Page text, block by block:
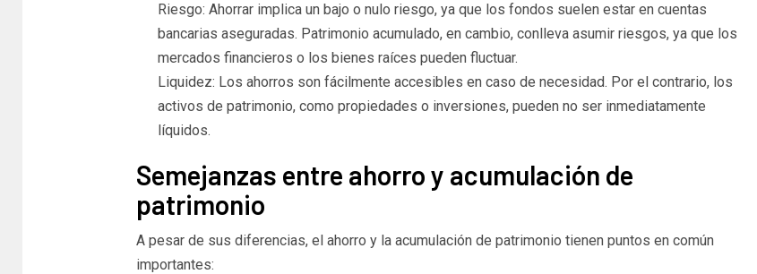
Riesgo: Ahorrar implica un bajo o nulo riesgo, ya que los fondos suelen estar en cuentas
bancarias aseguradas. Patrimonio acumulado, en cambio, conlleva asumir riesgos, ya que los
mercados financieros o los bienes raíces pueden fluctuar.
Liquidez: Los ahorros son fácilmente accesibles en caso de necesidad. Por el contrario, los
activos de patrimonio, como propiedades o inversiones, pueden no ser inmediatamente
líquidos.
Semejanzas entre ahorro y acumulación de
patrimonio
A pesar de sus diferencias, el ahorro y la acumulación de patrimonio tienen puntos en común
importantes: